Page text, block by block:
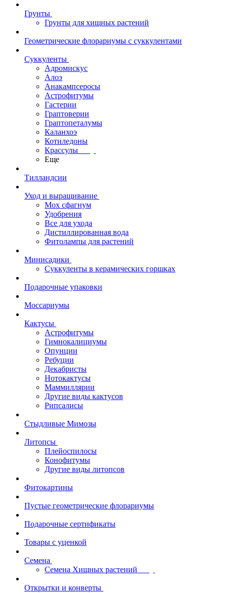
Грунты
Грунты для хищных растений
Геометрические флорариумы с суккулентами
Суккуленты
Адромискус
Алоэ
Анакампсеросы
Астрофитумы
Гастерии
Граптоверии
Граптопеталумы
Каланхоэ
Котиледоны
Крассулы
Еще
Тилландсии
Уход и выращивание
Мох сфагнум
Удобрения
Все для ухода
Дистиллированная вода
Фитолампы для растений
Минисадики
Суккуленты в керамических горшках
Подарочные упаковки
Моссариумы
Кактусы
Астрофитумы
Гимнокалициумы
Опунции
Ребуции
Декабристы
Нотокактусы
Маммиллярии
Другие виды кактусов
Рипсалисы
Стыдливые Мимозы
Литопсы
Плейоспилосы
Конофитумы
Другие виды литопсов
Фитокартины
Пустые геометрические флорариумы
Подарочные сертификаты
Товары с уценкой
Семена
Семена Хищных растений
Открытки и конверты